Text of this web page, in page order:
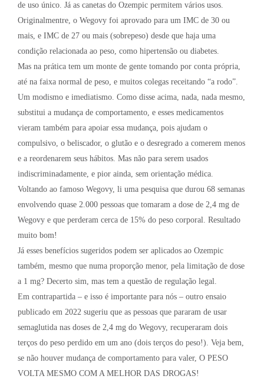
de uso único. Já as canetas do Ozempic permitem vários usos.
Originalmentre, o Wegovy foi aprovado para um IMC de 30 ou
mais, e IMC de 27 ou mais (sobrepeso) desde que haja uma
condição relacionada ao peso, como hipertensão ou diabetes.
Mas na prática tem um monte de gente tomando por conta própria,
até na faixa normal de peso, e muitos colegas receitando “a rodo”.
Um modismo e imediatismo. Como disse acima, nada, nada mesmo,
substitui a mudança de comportamento, e esses medicamentos
vieram também para apoiar essa mudança, pois ajudam o
compulsivo, o beliscador, o glutão e o desregrado a comerem menos
e a reordenarem seus hábitos. Mas não para serem usados
indiscriminadamente, e pior ainda, sem orientação médica.
Voltando ao famoso Wegovy, li uma pesquisa que durou 68 semanas
envolvendo quase 2.000 pessoas que tomaram a dose de 2,4 mg de
Wegovy e que perderam cerca de 15% do peso corporal. Resultado
muito bom!
Já esses benefícios sugeridos podem ser aplicados ao Ozempic
também, mesmo que numa proporção menor, pela limitação de dose
a 1 mg? Decerto sim, mas tem a questão de regulação legal.
Em contrapartida – e isso é importante para nós – outro ensaio
publicado em 2022 sugeriu que as pessoas que pararam de usar
semaglutida nas doses de 2,4 mg do Wegovy, recuperaram dois
terços do peso perdido em um ano (dois terços do peso!). Veja bem,
se não houver mudança de comportamento para valer, O PESO
VOLTA MESMO COM A MELHOR DAS DROGAS!